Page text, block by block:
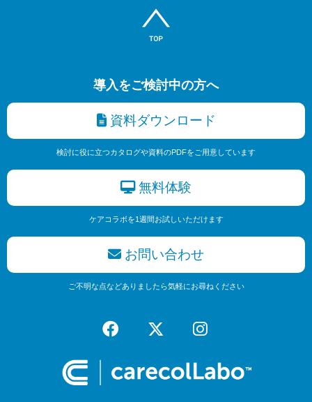
導入をご検討中の方へ
資料ダウンロード
検討に役に立つカタログや資料のPDFをご用意しています
無料体験
ケアコラボを1週間お試しいただけます
お問い合わせ
ご不明な点などありましたら気軽にお尋ねください